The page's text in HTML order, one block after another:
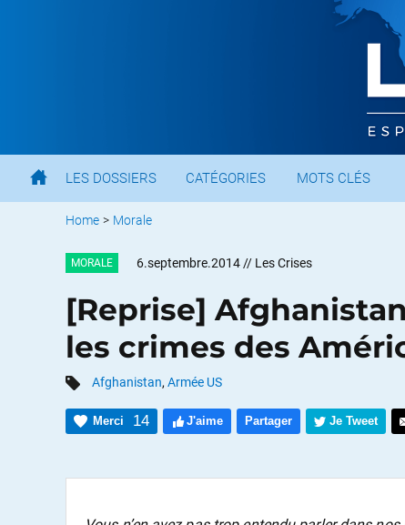
LES DOSSIERS CATÉGORIES MOTS CLÉS
Home > Morale
MORALE 6.septembre.2014 // Les Crises
[Reprise]
les crimes des
Afghanistan, Armée US
Merci 14 J'aime Partager Je Tweet